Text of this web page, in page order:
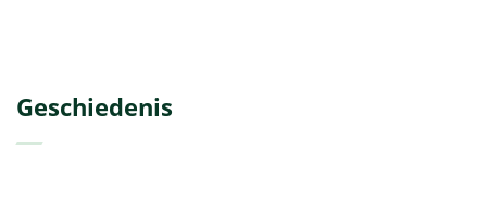
Geschiedenis